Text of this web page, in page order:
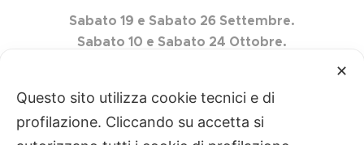
Sabato 19 e Sabato 26 Settembre.
Sabato 10 e Sabato 24 Ottobre.
✕
Questo sito utilizza cookie tecnici e di
profilazione. Cliccando su accetta si